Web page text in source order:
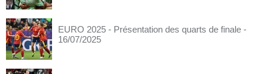
EURO 2025 - Présentation des quarts de finale -
16/07/2025